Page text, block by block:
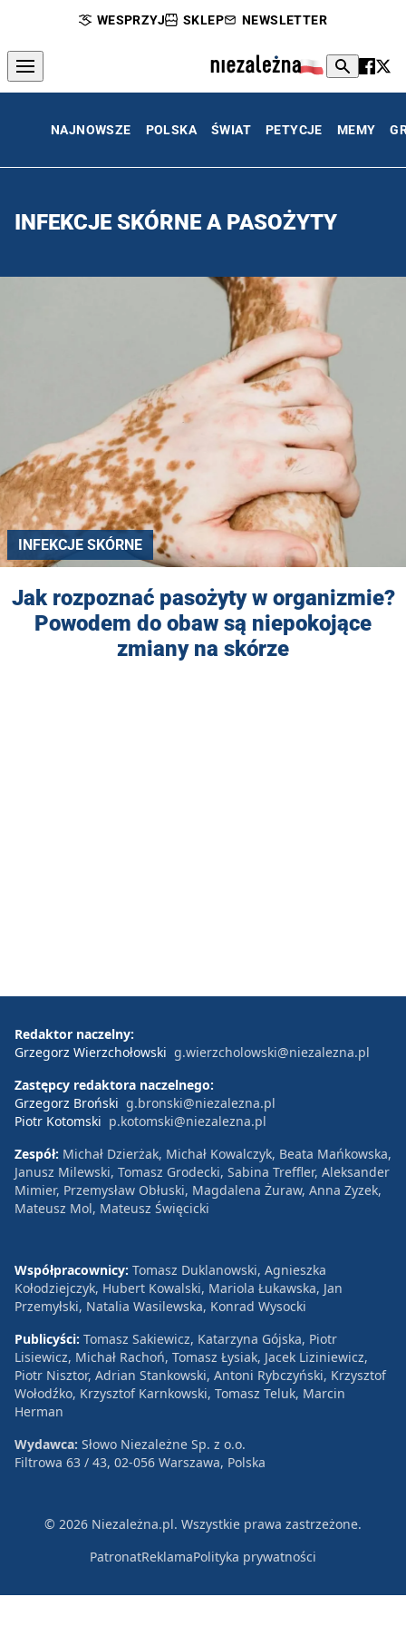
WESPRZYJ SKLEP NEWSLETTER
NAJNOWSZE POLSKA ŚWIAT PETYCJE MEMY
INFEKCJE SKÓRNE A PASOŻYTY
INFEKCJE SKÓRNE
Jak rozpoznać pasożyty w organizmie?
Powodem do obaw są niepokojące
zmiany na skórze
Redaktor naczelny:
Grzegorz Wierzchołowski g.wierzcholowski@niezalezna.pl
Zastępcy redaktora naczelnego:
Grzegorz Broński g.bronski@niezalezna.pl
Piotr Kotomski p.kotomski@niezalezna.pl
Zespół: Michał Dzierżak, Michał Kowalczyk, Beata Mańkowska,
Janusz Milewski, Tomasz Grodecki, Sabina Treffler, Aleksander
Mimier, Przemysław Obłuski, Magdalena Żuraw, Anna Zyzek,
Mateusz Mol, Mateusz Święcicki
Współpracownicy: Tomasz Duklanowski, Agnieszka
Kołodziejczyk, Hubert Kowalski, Mariola Łukawska, Jan
Przemyłski, Natalia Wasilewska, Konrad Wysocki
Publicyści: Tomasz Sakiewicz, Katarzyna Gójska, Piotr
Lisiewicz, Michał Rachoń, Tomasz Łysiak, Jacek Liziniewicz,
Piotr Nisztor, Adrian Stankowski, Antoni Rybczyński, Krzysztof
Wołodźko, Krzysztof Karnkowski, Tomasz Teluk, Marcin
Herman
Wydawca: Słowo Niezależne Sp. z o.o.
Filtrowa 63 / 43, 02-056 Warszawa, Polska
© 2026 Niezależna.pl. Wszystkie prawa zastrzeżone.
PatronatReklamaPolityka prywatności